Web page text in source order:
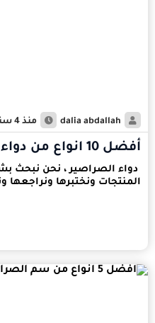
dalia abdallah منذ 4 سنوات
أفضل 10 انواع من دواء الصراصير لعام 2023
دواء الصراصير ، نحن
المنتجات ونختبرها ونراجعها